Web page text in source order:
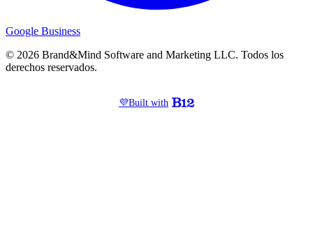
Google Business
© 2026 Brand&Mind Software and Marketing LLC. Todos los
derechos reservados.
💜Built with